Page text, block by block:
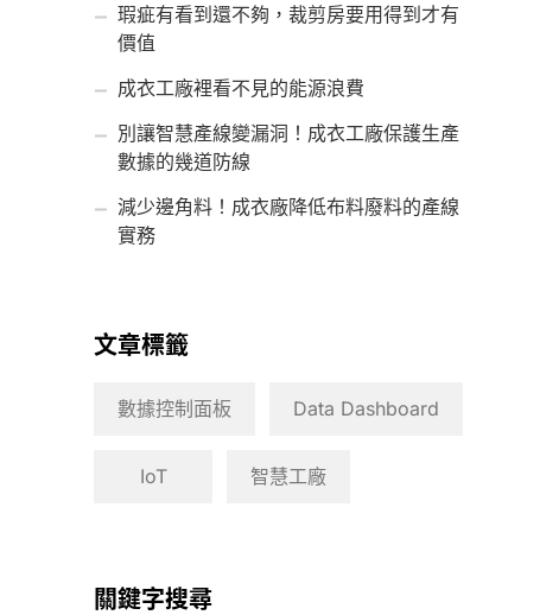
瑕疵有看到還不夠，裁剪房要用得到才有
價值
成衣工廠裡看不見的能源浪費
別讓智慧產線變漏洞！成衣工廠保護生產
數據的幾道防線
減少邊角料！成衣廠降低布料廢料的產線
實務
文章標籤
數據控制面板 Data Dashboard
IoT 智慧工廠
關鍵字搜尋